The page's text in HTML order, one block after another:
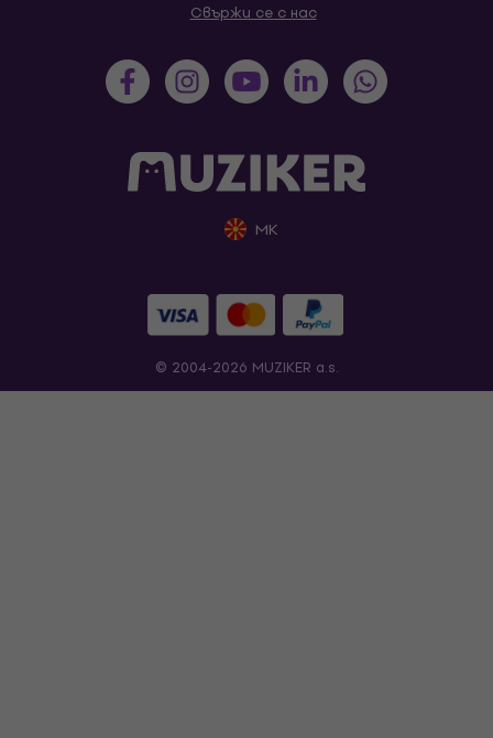
Свържи се с нас
MK
© 2004-2026 MUZIKER a.s.